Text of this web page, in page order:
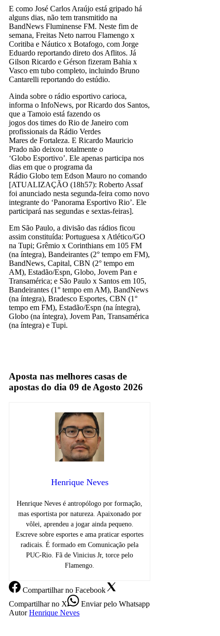
E como José Carlos Araújo está gripado há
alguns dias, não tem transmitido na
BandNews Fluminense FM. Neste fim de
semana, Freitas Neto narrou Flamengo x
Coritiba e Náutico x Botafogo, com Jorge
Eduardo reportando direto dos Aflitos. Já
Gilson Ricardo e Gérson fizeram Bahia x
Vasco em tubo completo, incluindo Bruno
Cantarelli reportando do estúdio.
Ainda sobre o rádio esportivo carioca,
informa o InfoNews, por Ricardo dos Santos,
que a Tamoio está fazendo os
jogos dos times do Rio de Janeiro com
profissionais da Rádio Verdes
Mares de Fortaleza. E Ricardo Mauricio
Prado não deixou totalmente o
‘Globo Esportivo’. Ele apenas participa nos
dias em que o programa da
Rádio Globo tem Edson Mauro no comando
[ATUALIZAÇÃO (18h57): Roberto Assaf
foi anunciado nesta segunda-feira como novo
integrante do ‘Panorama Esportivo Rio’. Ele
participará nas segundas e sextas-feiras].
Em São Paulo, a divisão das rádios ficou
assim constituída: Portuguesa x Atlético/GO
na Tupi; Grêmio x Corinthians em 105 FM
(na íntegra), Bandeirantes (2° tempo em FM),
BandNews, Capital, CBN (2° tempo em
AM), Estadão/Espn, Globo, Jovem Pan e
Transamérica; e São Paulo x Santos em 105,
Bandeirantes (1° tempo em AM), BandNews
(na íntegra), Bradesco Esportes, CBN (1°
tempo em FM), Estadão/Espn (na íntegra),
Globo (na íntegra), Jovem Pan, Transamérica
(na íntegra) e Tupi.
Aposta nas melhores casas de
apostas do dia 09 de Agosto 2026
Henrique Neves
Henrique Neves é antropólogo por formação,
mas esportista por natureza. Apaixonado por
vôlei, aprendeu a jogar ainda pequeno.
Escreve sobre esportes e ama praticar esportes
radicais. É formado em Comunicação pela
PUC-Rio. Fã de Vinicius Jr, torce pelo
Flamengo.
Compartilharno Facebook
Compartilharno X Enviarpelo Whatsapp
Autor Henrique Neves